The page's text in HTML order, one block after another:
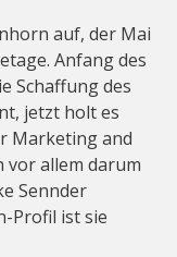
auf, der Mai
Anfang des
Schaffung des
jetzt holt es
Marketing and
vor allem darum
Sennder
Profil ist sie